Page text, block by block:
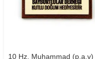
10 Hz. Muhammad (p.a.v)